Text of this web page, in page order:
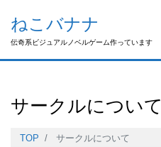
ねこバナナ
伝奇系ビジュアルノベルゲーム作っています
サークルについて
TOP サークルについて